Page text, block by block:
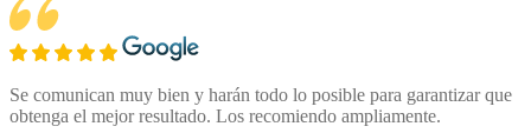
Se comunican muy bien y harán todo lo posible para garantizar que
obtenga el mejor resultado. Los recomiendo ampliamente.